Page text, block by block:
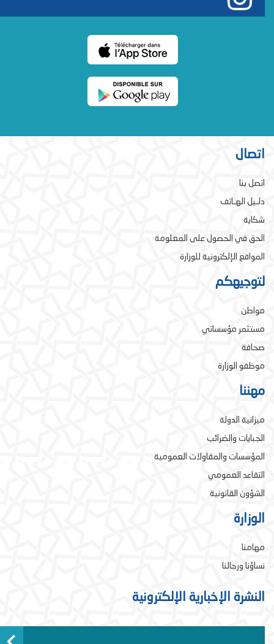
اتصال
اتصل بنا
دلـيل الهـاتف
شكاية
الحق في الحصول على المعلومة
المواقع الإلكترونية للوزارة
لتوجيهكم
مواطن
مستثمر مؤسساتي
صحافة
موظفو الوزارة
مهننا
ميزانية الدولة
الجبايات والضرائب
المؤسسات والمقاولات العمومية
التقاعد العمومي
الشؤون القانونية
الوزارة
مهامنا
نساؤنا ورجالنا
النشرة الإخبارية الإلكترونية